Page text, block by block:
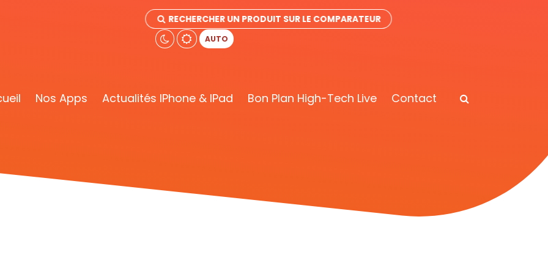
RECHERCHER UN PRODUIT SUR LE COMPARATEUR
AUTO
Nos Apps Actualités IPhone & IPad Bon Plan High-Tech Live Contact